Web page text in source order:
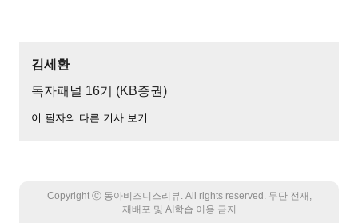
김세환
독자패널 16기 (KB증권)
이 필자의 다른 기사 보기
Copyright Ⓒ 동아비즈니스리뷰. All rights reserved. 무단 전재,
재배포 및 AI학습 이용 금지